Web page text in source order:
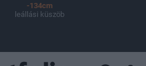
-134cm
leállási küszöb